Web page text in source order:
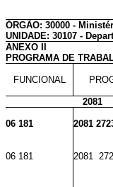
ÓRGÃO: 30000 -
UNIDADE: 30107 -
ANEXO II
PROGRAMA DE
FUNCIONAL
2081
06 181
2081
06 181
2081